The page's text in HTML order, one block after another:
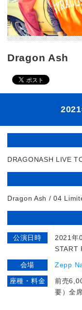
Dragon Ash
DRAGONASH LIVE
Dragon Ash / 04
公演日時
2021年
START
会場 Zepp
座種・料金
前売
要）全